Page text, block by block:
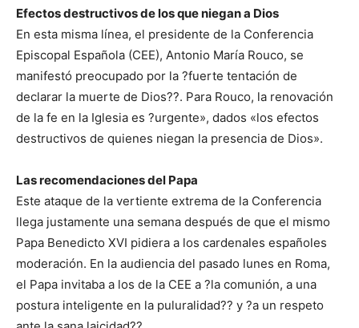
Efectos destructivos de los que niegan a Dios
En esta misma línea, el presidente de la Conferencia
Episcopal Española (CEE), Antonio María Rouco, se
manifestó preocupado por la ?fuerte tentación de
declarar la muerte de Dios??. Para Rouco, la renovación
de la fe en la Iglesia es ?urgente», dados «los efectos
destructivos de quienes niegan la presencia de Dios».
Las recomendaciones del Papa
Este ataque de la vertiente extrema de la Conferencia
llega justamente una semana después de que el mismo
Papa Benedicto XVI pidiera a los cardenales españoles
moderación. En la audiencia del pasado lunes en Roma,
el Papa invitaba a los de la CEE a ?la comunión, a una
postura inteligente en la puluralidad?? y ?a un respeto